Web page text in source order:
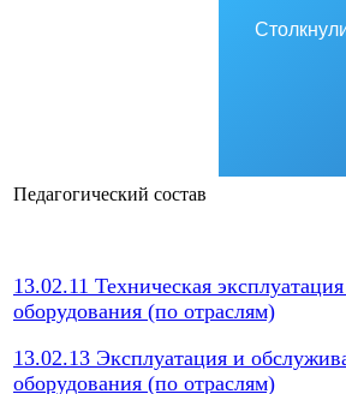
Педагогический состав
13.02.11 Техническая
оборудования (по отраслям)
13.02.13 Эксплуатация и
оборудования (по отраслям)